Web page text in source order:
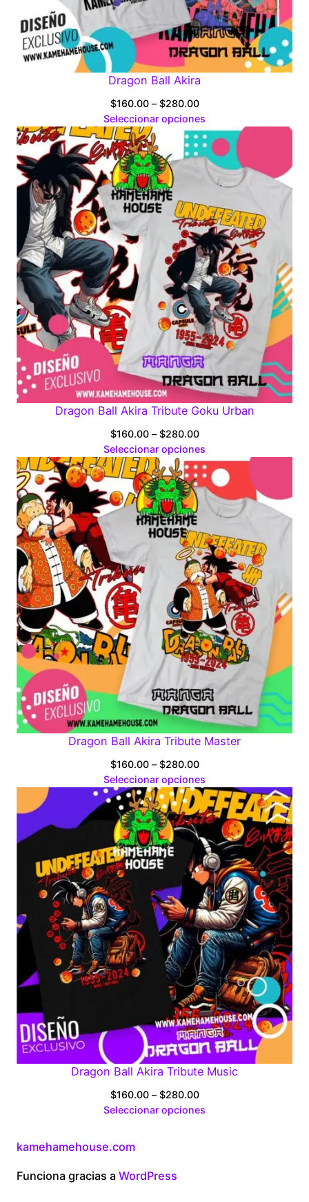
Dragon Ball Akira
$160.00 – $280.00Price
range:
$160.00
through
$280.00
Seleccionar opciones
Dragon Ball Akira Tribute Goku Urban
$160.00 – $280.00Price
range:
$160.00
through
$280.00
Seleccionar opciones
Dragon Ball Akira Tribute Master
$160.00 – $280.00Price
range:
$160.00
through
$280.00
Seleccionar opciones
Dragon Ball Akira Tribute Music
$160.00 – $280.00Price
range:
Seleccionar opciones
kamehamehouse.com
Funciona gracias a WordPress